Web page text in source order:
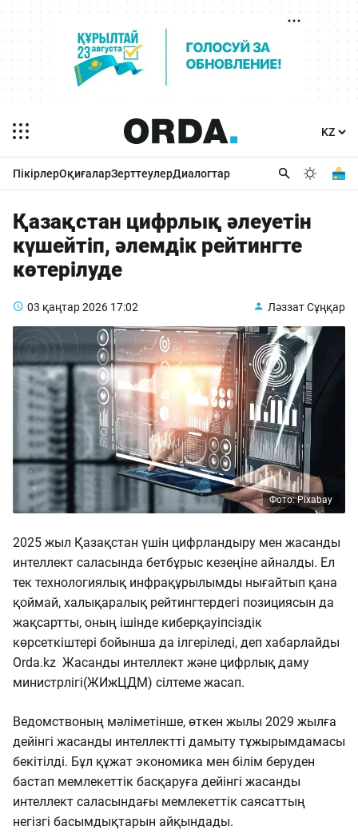
ПікірлерОқиғаларЗерттеулерДиалогтар
Қазақстан цифрлық әлеуетін
күшейтіп, әлемдік рейтингте
көтерілуде
03 қаңтар 2026 17:02 Ләззат Сұңқар
Фото: Pixabay
2025 жыл Қазақстан үшін цифрландыру мен жасанды
интеллект саласында бетбұрыс кезеңіне айналды. Ел
тек технологиялық инфрақұрылымды нығайтып қана
қоймай, халықаралық рейтингтердегі позициясын да
жақсартты, оның ішінде киберқауіпсіздік
көрсеткіштері бойынша да ілгеріледі, деп хабарлайды
Orda.kz Жасанды интеллект және цифрлық даму
министрлігі(ЖИжЦДМ) сілтеме жасап.
Ведомствоның мәліметінше, өткен жылы 2029 жылға
дейінгі жасанды интеллектті дамыту тұжырымдамасы
бекітілді. Бұл құжат экономика мен білім беруден
бастап мемлекеттік басқаруға дейінгі жасанды
интеллект саласындағы мемлекеттік саясаттың
негізгі басымдықтарын айқындады.